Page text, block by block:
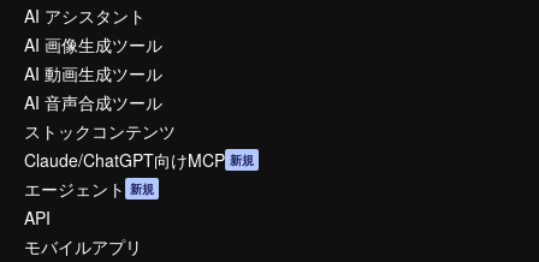
AI アシスタント
AI 画像生成ツール
AI 動画生成ツール
AI 音声合成ツール
ストックコンテンツ
Claude/ChatGPT向けMCP 新規
エージェント 新規
API
モバイルアプリ